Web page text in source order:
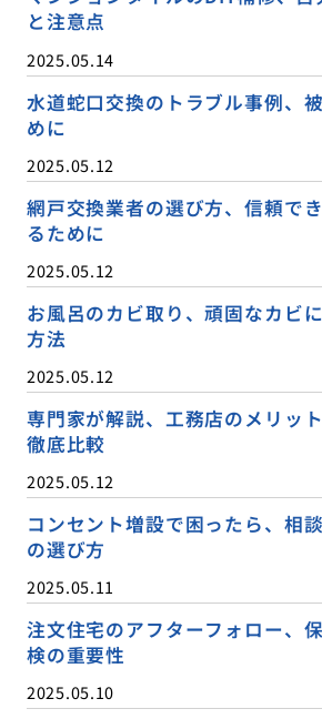
と注意点
2025.05.14
水道蛇口交換のトラブル事例、
めに
2025.05.12
網戸交換業者の選び方、信頼で
るために
2025.05.12
お風呂のカビ取り、頑固なカビ
方法
2025.05.12
専門家が解説、工務店のメリッ
徹底比較
2025.05.12
コンセント増設で困ったら、相
の選び方
2025.05.11
注文住宅のアフターフォロー、
検の重要性
2025.05.10